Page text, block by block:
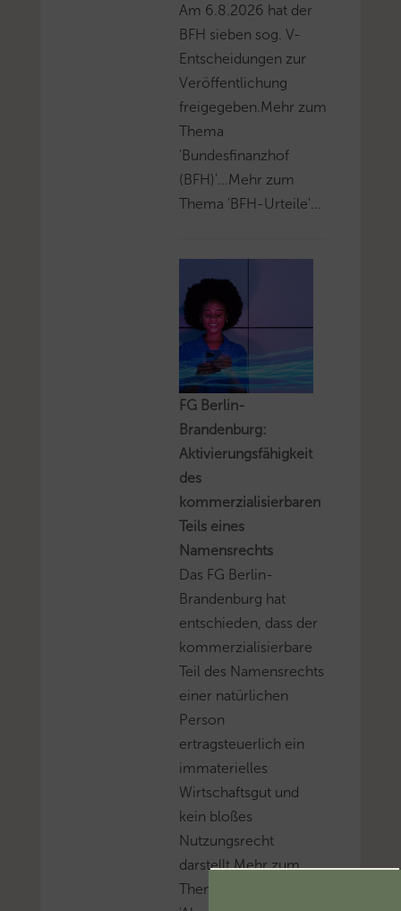
Am 6.8.2026 hat der
BFH sieben sog. V-
Entscheidungen zur
Veröffentlichung
freigegeben.Mehr zum
Thema
'Bundesfinanzhof
(BFH)'...Mehr zum
Thema 'BFH-Urteile'...
FG Berlin-
Brandenburg:
Aktivierungsfähigkeit
des
kommerzialisierbaren
Teils eines
Namensrechts
Das FG Berlin-
Brandenburg hat
entschieden, dass der
kommerzialisierbare
Teil des Namensrechts
einer natürlichen
Person
ertragsteuerlich ein
immaterielles
Wirtschaftsgut und
kein bloßes
Nutzungsrecht
darstellt.Mehr zum
Thema